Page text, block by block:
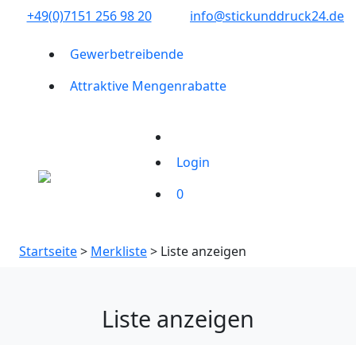
+49(0)7151 256 98 20‬ info@stickunddruck24.de
Gewerbetreibende
Attraktive Mengenrabatte
Login
0
Startseite> Merkliste> Liste anzeigen
Liste anzeigen